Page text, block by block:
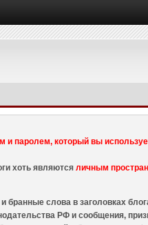
и паролем, который вы
хоть являютсяличным
слова в заголовках
РФ и сообщения,